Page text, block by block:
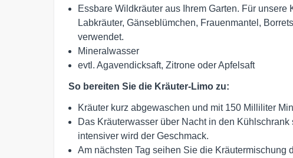
Essbare Wildkräuter aus Ihrem Garten. Für
Labkräuter, Gänseblümchen, Frauenmantel,
verwendet.
Mineralwasser
evtl. Agavendicksaft, Zitrone oder Apfelsaft
So bereiten Sie die Kräuter-Limo zu:
Kräuter kurz abgewaschen und mit 150 Milliliter
Das Kräuterwasser über Nacht in den
intensiver wird der Geschmack.
Am nächsten Tag seihen Sie die Kräutermischung